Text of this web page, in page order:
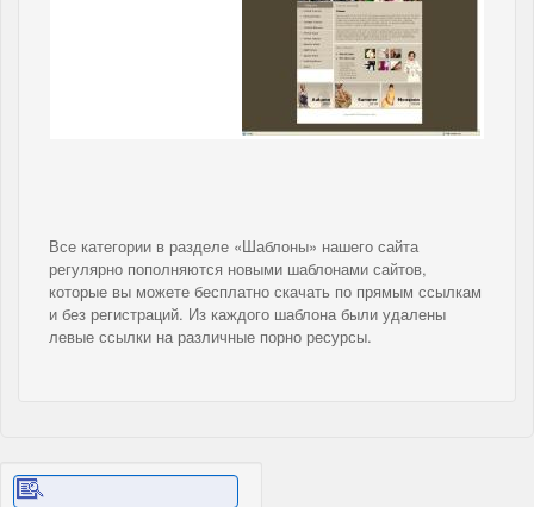
Все категории в разделе «Шаблоны» нашего сайта
регулярно пополняются новыми шаблонами сайтов,
которые вы можете бесплатно скачать по прямым ссылкам
и без регистраций. Из каждого шаблона были удалены
левые ссылки на различные порно ресурсы.